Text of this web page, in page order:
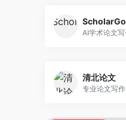
ScholarGo
清北论文